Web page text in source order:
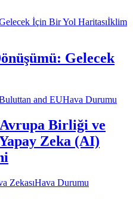
İklim
Gelecek
Hava Durumu
Birliği ve
Zeka (AI)
Hava Durumu